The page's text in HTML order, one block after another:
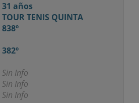
31 años
TOUR TENIS QUINTA
838º
382º
Sin Info
Sin Info
Sin Info